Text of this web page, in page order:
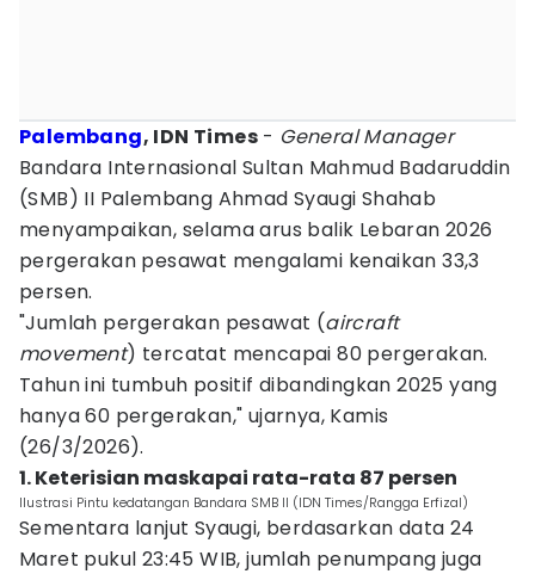
Palembang, IDN Times - General Manager
Bandara Internasional Sultan Mahmud Badaruddin
(SMB) II Palembang Ahmad Syaugi Shahab
menyampaikan, selama arus balik Lebaran 2026
pergerakan pesawat mengalami kenaikan 33,3
persen.
"Jumlah pergerakan pesawat (aircraft
movement) tercatat mencapai 80 pergerakan.
Tahun ini tumbuh positif dibandingkan 2025 yang
hanya 60 pergerakan," ujarnya, Kamis
(26/3/2026).
1. Keterisian maskapai rata-rata 87 persen
Ilustrasi Pintu kedatangan Bandara SMB II (IDN Times/Rangga Erfizal)
Sementara lanjut Syaugi, berdasarkan data 24
Maret pukul 23:45 WIB, jumlah penumpang juga